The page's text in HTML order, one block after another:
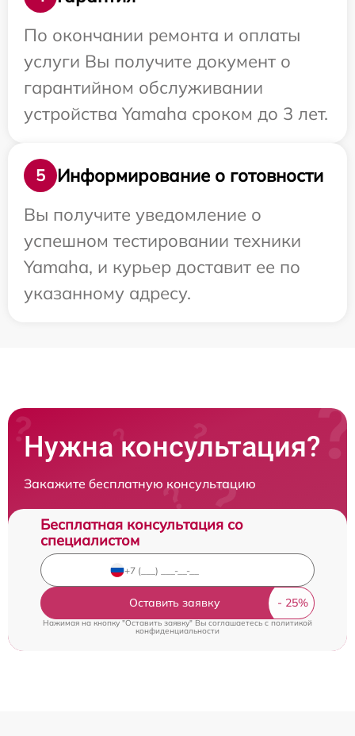
По окончании ремонта и оплаты
услуги Вы получите документ о
гарантийном обслуживании
устройства Yamaha сроком до 3 лет.
5
Информирование о готовности
Вы получите уведомление о
успешном тестировании техники
Yamaha, и курьер доставит ее по
указанному адресу.
Нужна консультация?
Закажите бесплатную консультацию
Бесплатная консультация со
специалистом
Оставить заявку
Нажимая на кнопку "Оставить заявку" Вы соглашаетесь cполитикой
конфиденциальности